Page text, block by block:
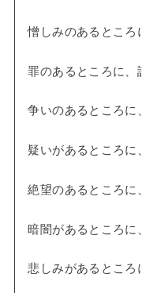
憎しみのあるところ
罪のあるところに、
争いのあるところに
疑いがあるところに
絶望のあるところに
暗闇があるところに
悲しみがあるところ